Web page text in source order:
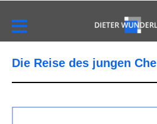
Die Reise des jungen Che